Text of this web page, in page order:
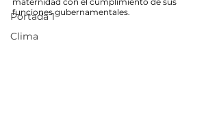
Portada 1
Clima
funciones gubernamentales.